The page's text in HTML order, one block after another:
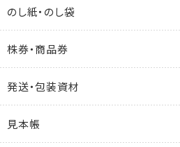
その他
レーザー
インクジェット
抗菌・抗ウイルス
ポリ封筒
パステルカラー封筒
エコ封筒
角8（給料袋）・窓封筒
角形B3封筒
角形A3封筒
保存袋・角底
角5
角6
角7
保存袋
ガセット(マチ付)
ECバッグ（eコマースバッグ）
ケース
お試し用
角A4ガセット
保存袋・角底
マルタック
角0保存袋
窓付封筒
セロ窓
プリンター対応
9号21丁付
8号
13号
再生紙
RC100
抗菌・抗ウイルス名刺
プリンター対応名刺
レーザー
2号カード
東京3号カード
洋6形カード
B3（390×532）
B4（266×390）
B5（195×266）
A4（210×297）
B4（257×364）
A4（210×297）
B4（257×364）
プリンター対応
レーザー
インクジェット
2つ折
銀箔押2つ折
横長2つ折
奉書挨拶状
絵柄年賀はがき
私製年賀はがき
壁掛けカレンダー
領収証
のし紙・のし袋
のし紙
のし袋
株券・商品券
株券
商品券
発送・包装資材
マチ付
見本帳